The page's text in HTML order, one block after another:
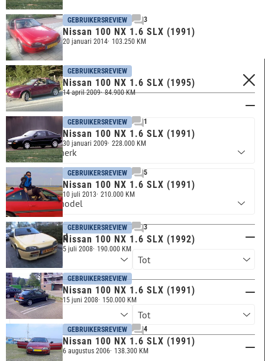
FILTERS
Merk & model
NISSAN
100 NX
Kilometerstand
Bouwjaar
Brandstof
GEBRUIKERSREVIEW 3
Nissan 100 NX 1.6 SLX (1991)
20 januari 2014 103.250 KM
GEBRUIKERSREVIEW
Nissan 100 NX 1.6 SLX (1995)
14 april 2009 84.900 KM
GEBRUIKERSREVIEW 1
Nissan 100 NX 1.6 SLX (1991)
30 januari 2009 228.000 KM
GEBRUIKERSREVIEW 5
Nissan 100 NX 1.6 SLX (1991)
10 juli 2013 210.000 KM
GEBRUIKERSREVIEW 3
Nissan 100 NX 1.6 SLX (1992)
5 juli 2008 190.000 KM
GEBRUIKERSREVIEW
Nissan 100 NX 1.6 SLX (1991)
15 juni 2008 150.000 KM
GEBRUIKERSREVIEW 4
Nissan 100 NX 1.6 SLX (1991)
6 augustus 2006 138.300 KM